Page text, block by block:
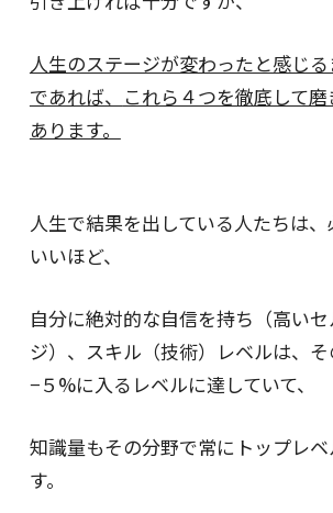
人生のステージが変わったと感じ
であれば、 これら４つを徹底して
あります。
人生で結果を出している人たちは
いいほど、
自分に絶対的な自信を持ち（高い
ジ）、 スキル（技術）レベルは、
−５%に入るレベルに達していて、
知識量もその分野で常にトップレ
す。